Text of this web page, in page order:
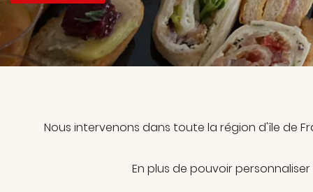
En cochant cette case, vous consentez à recevoir nos propositions
à l'adresse email indiqué ci-dessus. Vous pouvez vous désinscrire à
moment en utilisantle formulaire de désinscription
INSCRIPTION
Nous intervenons dans toute la région d'île de
En plus de pouvoir